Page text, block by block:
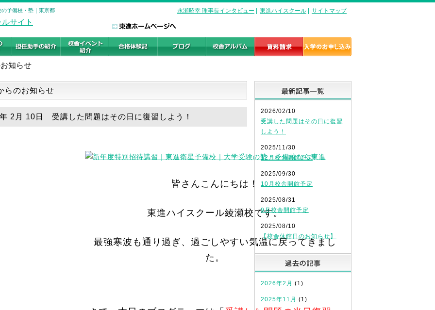
予備校・塾｜東京都 永瀬昭幸 理事長インタビュー 東進ハイスクール サイトマップ
知らせ
らのお知らせ
2月 10日 受講した問題はその日に復習しよう！
皆さんこんにちは！
東進ハイスクール綾瀬校です。
最強寒波も通り過ぎ、過ごしやすい気温に戻ってきまし
た。
2026/02/10
受講した問題はその日に復習
しよう！
2025/11/30
12月校舎開館予定
2025/09/30
10月校舎開館予定
2025/08/31
9月校舎開館予定
2025/08/10
【校舎休館日のお知らせ】
2026年2月 (1)
2025年11月 (1)